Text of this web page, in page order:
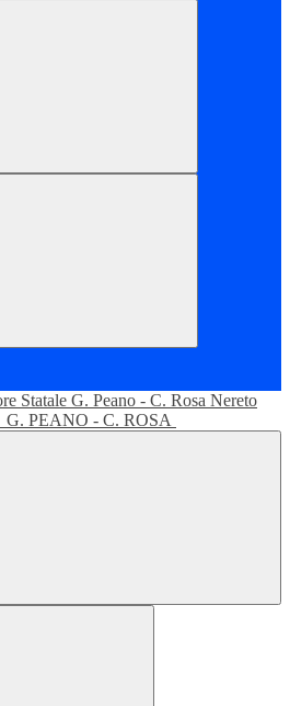
G. PEANO - C. ROSA